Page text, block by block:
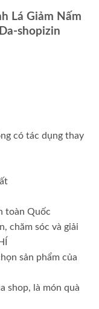
Lá Giảm Nấm
shopizin
có tác dụng thay
toàn Quốc
chăm sóc và giải
sản phẩm của
shop, là món quà